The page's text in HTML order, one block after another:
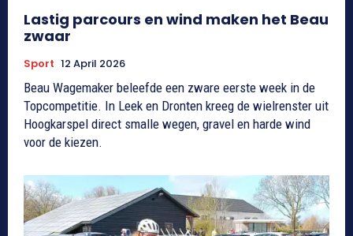
Lastig parcours en wind maken het Beau
zwaar
Sport 12 April 2026
Beau Wagemaker beleefde een zware eerste week in de
Topcompetitie. In Leek en Dronten kreeg de wielrenster uit
Hoogkarspel direct smalle wegen, gravel en harde wind
voor de kiezen.